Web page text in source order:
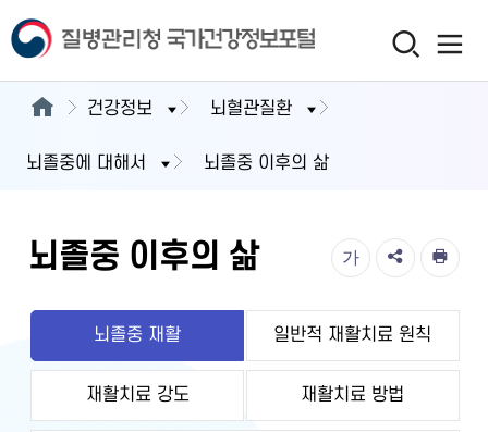
건강정보 뇌혈관질환
뇌졸중에 대해서 뇌졸중 이후의 삶
뇌졸중 이후의 삶 가
뇌졸중 재활 일반적 재활치료 원칙
재활치료 강도 재활치료 방법